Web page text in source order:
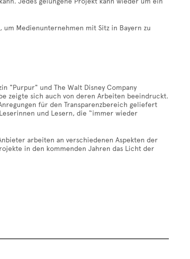
Medienunternehmen mit Sitz in Bayern zu
"Purpur" und The Walt Disney Company
zeigte sich auch von deren Arbeiten beeindruckt.
für den Transparenzbereich geliefert
und Lesern, die “immer wieder
arbeiten an verschiedenen Aspekten der
in den kommenden Jahren das Licht der